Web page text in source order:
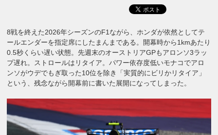
8戦を終えた2026年シーズンのF1ながら、ホンダが依然としてテ
ールエンダーを指定席にしたまんまである。開幕時から1kmあたり
0.5秒くらい遅い状態。先週末のオーストリアGPもアロンソ3ラッ
プ遅れ。ストロールはリタイア。パワー依存度低いモナコでアロ
ンソがウデでもぎ取った10位を除き「実質的にビリかリタイア」
という、残念ながら開幕前に書いた展開になってしまった。